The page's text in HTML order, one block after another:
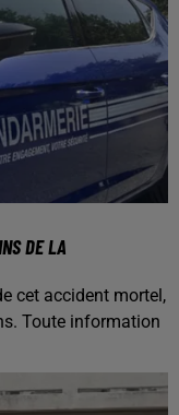
DE LA
cet accident mortel,
Toute information